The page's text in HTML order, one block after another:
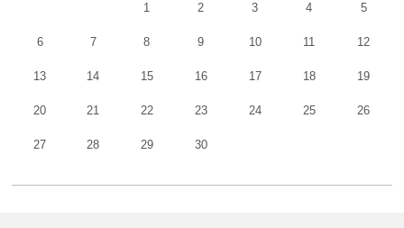
1 2 3 4 5
6 7 8 9 10 11 12
13 14 15 16 17 18 19
20 21 22 23 24 25 26
27 28 29 30